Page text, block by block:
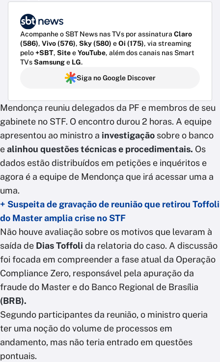
Acompanhe o SBT News nas TVs por assinatura Claro
(586), Vivo (576), Sky (580) eOi (175), via streaming
pelo+SBT, SiteeYouTube, além dos canais nas Smart
TVsSamsunge LG.
Siga no Google Discover
Mendonça reuniu delegados da PF e membros de seu
gabinete no STF. O encontro durou 2 horas. A equipe
apresentou ao ministro a investigação sobre o banco
ealinhou questões técnicas e procedimentais. Os
dados estão distribuídos em petições e inquéritos e
agora é a equipe de Mendonça que irá acessar uma a
uma.
+ Suspeita de gravação de reunião que retirou Toffoli
do Master amplia crise no STF
Não houve avaliação sobre os motivos que levaram à
saída de Dias Toffoli da relatoria do caso. A discussão
foi focada em compreender a fase atual da Operação
Compliance Zero, responsável pela apuração da
fraude do Master e do Banco Regional de Brasília
(BRB).
Segundo participantes da reunião, o ministro queria
ter uma noção do volume de processos em
andamento, mas não teria entrado em questões
pontuais.